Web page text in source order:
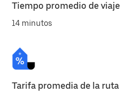
Tiempo promedio de viaje
14 minutos
Tarifa promedia de la ruta